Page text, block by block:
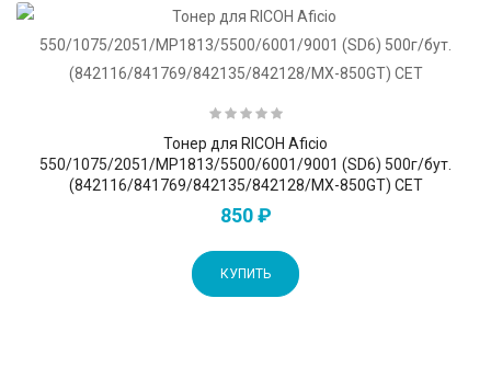
Тонер для RICOH Aficio
550/1075/2051/MP1813/5500/6001/9001 (SD6) 500г/бут.
(842116/841769/842135/842128/MX-850GT) CET
850 ₽
КУПИТЬ